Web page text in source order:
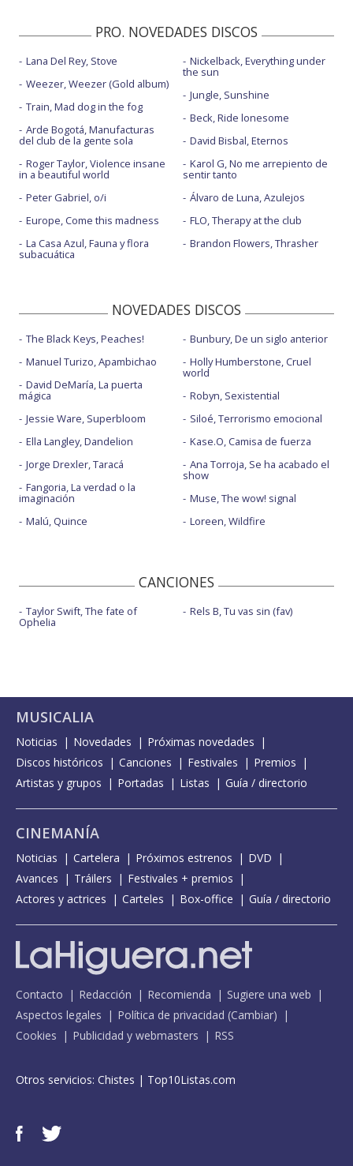
PRO. NOVEDADES DISCOS
Lana Del Rey, Stove
Weezer, Weezer (Gold album)
Train, Mad dog in the fog
Arde Bogotá, Manufacturas
del club de la gente sola
Roger Taylor, Violence insane
in a beautiful world
Peter Gabriel, o/i
Europe, Come this madness
La Casa Azul, Fauna y flora
subacuática
Nickelback, Everything under
the sun
Jungle, Sunshine
Beck, Ride lonesome
David Bisbal, Eternos
Karol G, No me arrepiento de
sentir tanto
Álvaro de Luna, Azulejos
FLO, Therapy at the club
Brandon Flowers, Thrasher
NOVEDADES DISCOS
The Black Keys, Peaches!
Manuel Turizo, Apambichao
David DeMaría, La puerta
mágica
Jessie Ware, Superbloom
Ella Langley, Dandelion
Jorge Drexler, Taracá
Fangoria, La verdad o la
imaginación
Malú, Quince
Bunbury, De un siglo anterior
Holly Humberstone, Cruel
world
Robyn, Sexistential
Siloé, Terrorismo emocional
Kase.O, Camisa de fuerza
Ana Torroja, Se ha acabado el
show
Muse, The wow! signal
Loreen, Wildfire
CANCIONES
Taylor Swift, The fate of
Ophelia
Rels B, Tu vas sin (fav)
MUSICALIA
Noticias Novedades
Próximas novedades
Discos históricos
Canciones Festivales
Premios
Artistas y grupos
Portadas Listas Guía / directorio
CINEMANÍA
Noticias Cartelera Próximos estrenos
DVD
Avances
Tráilers
Festivales + premios
Actores y actrices
Carteles Box-office Guía / directorio
Contacto Redacción Recomienda
Sugiere una web
Aspectos legales
Política de privacidad (Cambiar)
Cookies
Publicidad y webmasters RSS
Otros servicios: Chistes | Top10Listas.com